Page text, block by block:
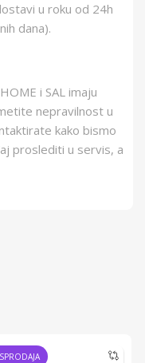
u roku od 24h
dana).
i SAL imaju
nepravilnost u
kako bismo
proslediti u servis, a